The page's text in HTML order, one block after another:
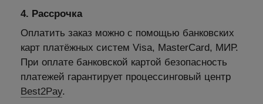
4. Рассрочка
Оплатить заказ можно с помощью банковских
карт платёжных систем Visa, MasterCard, МИР.
При оплате банковской картой безопасность
платежей гарантирует процессинговый центр
Best2Pay.